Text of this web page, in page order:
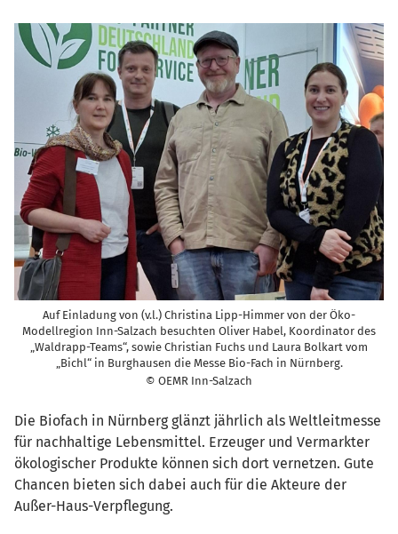
Auf Einladung von (v.l.) Christina Lipp-Himmer von der Öko-
Modellregion Inn-Salzach besuchten Oliver Habel, Koordinator des
„Waldrapp-Teams“, sowie Christian Fuchs und Laura Bolkart vom
„Bichl“ in Burghausen die Messe Bio-Fach in Nürnberg.
© OEMR Inn-Salzach
Die Biofach in Nürnberg glänzt jährlich als Weltleitmesse
für nachhaltige Lebensmittel. Erzeuger und Vermarkter
ökologischer Produkte können sich dort vernetzen. Gute
Chancen bieten sich dabei auch für die Akteure der
Außer-Haus-Verpflegung.